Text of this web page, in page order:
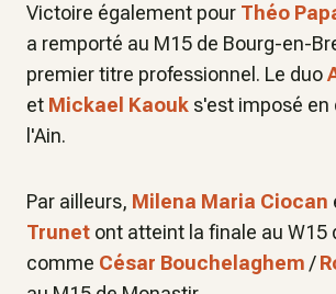
Victoire également pour Théo
a remporté au M15 de Bourg-en-
premier titre professionnel. Le duo
et Mickael Kaouk s'est imposé en
l'Ain.
Par ailleurs, Milena Maria Ciocan
Trunet ont atteint la finale au W15
comme César Bouchelaghem /